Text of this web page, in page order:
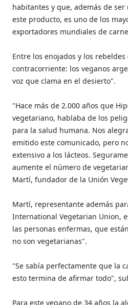
habitantes y que, además de
este producto, es uno de los
exportadores mundiales de
Entre los enojados y los
contracorriente: los veganos
voz que clama en el desierto".
"Hace más de 2.000 años que
vegetariano, hablaba de los
para la salud humana. Nos
emitido este comunicado, pero
extensivo a los lácteos.
aumente el número de
Martí, fundador de la Unión
Martí, representante además
International Vegetarian Union,
las personas enfermas, que
no son vegetarianas".
"Se sabía perfectamente que la
esto termina de afirmar todo",
Para este vegano de 34 años la